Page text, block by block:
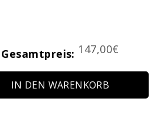
Gesamtpreis: Price
147,00€
IN DEN WARENKORB